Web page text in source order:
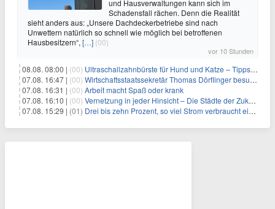
und Hausverwaltungen kann sich im
Schadensfall rächen. Denn die Realität
sieht anders aus: „Unsere Dachdeckerbetriebe sind nach
Unwettern natürlich so schnell wie möglich bei betroffenen
Hausbesitzern“, […] (00)
vor 10 Stunden
08.08. 08:00 | (00) Ultraschallzahnbürste für Hund und Katze – Tipps zur erfolgreichen Eingewöhnung
07.08. 16:47 | (00) Wirtschaftsstaatssekretär Thomas Dörflinger besucht Handwerksbetrieb im Kammerbezirk Freiburg
07.08. 16:31 | (00) Arbeit macht Spaß oder krank
07.08. 16:10 | (00) Vernetzung in jeder Hinsicht – Die Städte der Zukunft sind grün-blau
07.08. 15:29 | (01) Drei bis zehn Prozent, so viel Strom verbraucht ein Aufzug im Gebäude